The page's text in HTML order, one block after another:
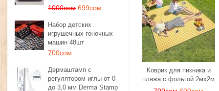
1000сом 699сом
Набор детских
игрушечных гоночных
машин 48шт
700сом
Дермаштамп с
регулятором иглы от 0
до 3,0 мм Derma Stamp
Коврик для пикника и
пляжа с фольгой 2мх2м